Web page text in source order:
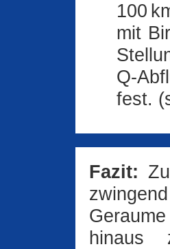
100
mit
fest.
Fazit:
hinaus